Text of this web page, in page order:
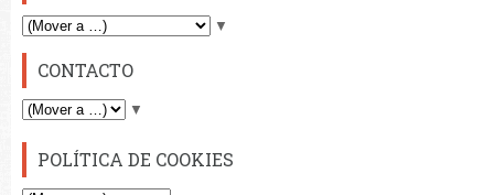
▼
CONTACTO
▼
POLÍTICA DE COOKIES